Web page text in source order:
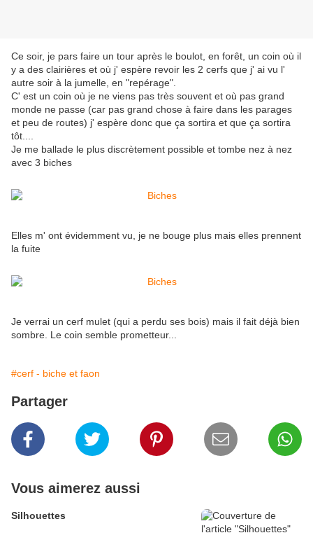
Ce soir, je pars faire un tour après le boulot, en forêt, un coin où il
y a des clairières et où j' espère revoir les 2 cerfs que j' ai vu l'
autre soir à la jumelle, en "repérage".
C' est un coin où je ne viens pas très souvent et où pas grand
monde ne passe (car pas grand chose à faire dans les parages
et peu de routes) j' espère donc que ça sortira et que ça sortira
tôt....
Je me ballade le plus discrètement possible et tombe nez à nez
avec 3 biches
Elles m' ont évidemment vu, je ne bouge plus mais elles prennent
la fuite
Je verrai un cerf mulet (qui a perdu ses bois) mais il fait déjà bien
sombre. Le coin semble prometteur...
#cerf - biche et faon
Partager
Vous aimerez aussi
Silhouettes